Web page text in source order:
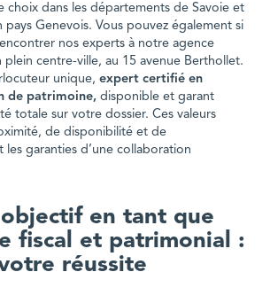
choix dans les départements de Savoie et
pays Genevois. Vous pouvez également si
nos experts à notre agence
plein centre-ville, au 15 avenue Berthollet.
unique, expert certifié en
de patrimoine, disponible et garant
totale sur votre dossier. Ces valeurs
de disponibilité et de
garanties d’une collaboration
en tant que
fiscal et patrimonial :
réussite